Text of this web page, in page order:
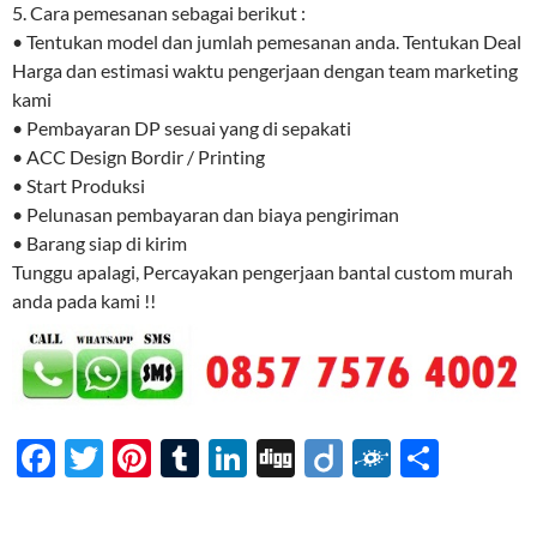
5. Cara pemesanan sebagai berikut :
• Tentukan model dan jumlah pemesanan anda. Tentukan Deal
Harga dan estimasi waktu pengerjaan dengan team marketing
kami
• Pembayaran DP sesuai yang di sepakati
• ACC Design Bordir / Printing
• Start Produksi
• Pelunasan pembayaran dan biaya pengiriman
• Barang siap di kirim
Tunggu apalagi, Percayakan pengerjaan bantal custom murah
anda pada kami !!
F
T
Pi T
Li
Di Di F